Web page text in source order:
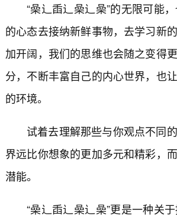
“喿辶臿辶喿辶喿”的无限可能
的心态去接纳新鲜事物，去学习新
加开阔，我们的思维也会随之变得
分，不断丰富自己的内心世界，也
的环境。
试着去理解那些与你观点不同
界远比你想象的更加多元和精彩，
潜能。
“喿辶臿辶喿辶喿”更是一种关